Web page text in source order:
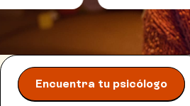
Encuentra tu psicólogo